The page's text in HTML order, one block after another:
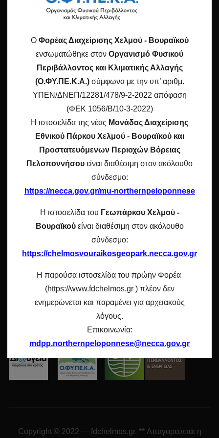
O ΦΟΡΕΑΣ
Βουραϊκού»περιλαμβάνει 12 Προστατευόμενες Περιοχές
του Δικτύου«Natura2000»και εκτείνεται στους νομούς
Ηλείας, Αχαΐας και Κορινθίας περιλαμβάνοντας το Χελμό,
την Κυλλήνη, τον Ερυμάνθο, το Παναχαϊκό, τον Μπαρμπά
και τον Κλωκό, που αποτελούν τους σημαντικότερους
ορεινούς όγκους της Β. Πελοποννήσου.
ΕΠΙΚΟΙΝΩΝΙΑ
ΦΟΡΕΑΣ ΔΙΑΧΕΙΡΙΣΗΣ ΧΕΛΜΟΥ-ΒΟΥΡΑΙΚΟΥ
Αγίου Αλεξίου 35, 250 01 Καλάβρυτα
• Τηλ 2692029140
• Fax 2692029141
Επικοινωνία
ΑΚΟΛΟΥΘΉΣΤΕ ΜΑΣ
facebook2
mail
Copyright © 2022 — fdchelmos.gr. ** Απαγορεύεται η
O Φορέας Διαχείρισης Χελμού - Βουραϊκού
ενσωματώθηκε στον Οργανισμό Φυσικού
Περιβάλλοντος και Κλιματικής Αλλαγής
(Ο.ΦΥ.ΠΕ.Κ.Α.)σύμφωνα με την υπ’ αριθμ.
ΥΠΕΝ/ΔΝΕΠ/12281/478/9-2-2022 απόφαση
(ΦΕΚ 1056/Β/10-3-2022)
Η ιστοσελίδα της νέας Μονάδας Διαχείρισης
Εθνικού Πάρκου Χελμού - Βουραϊκού και
Προστατευόμενων Περιοχών Βόρειας
Πελοποννήσου είναι διαθέσιμη στον ακόλουθο
σύνδεσμο:
https://necca.gov.gr/mu-northernpeloponnese
Η ιστοσελίδα του Γεωπάρκου Χελμού -
Βουραϊκούείναι διαθέσιμη στον ακόλουθο
σύνδεσμο:
https://chelmosvouraikosgeopark.necca.gov.gr
Η παρούσα ιστοσελίδα του πρώην Φορέα
(https://www.fdchelmos.gr ) πλέον δεν
ενημερώνεται και παραμένει για αρχειακούς
λόγους.
Επικοινωνία:
mdpp.northernpeloponnese@necca.gov.gr